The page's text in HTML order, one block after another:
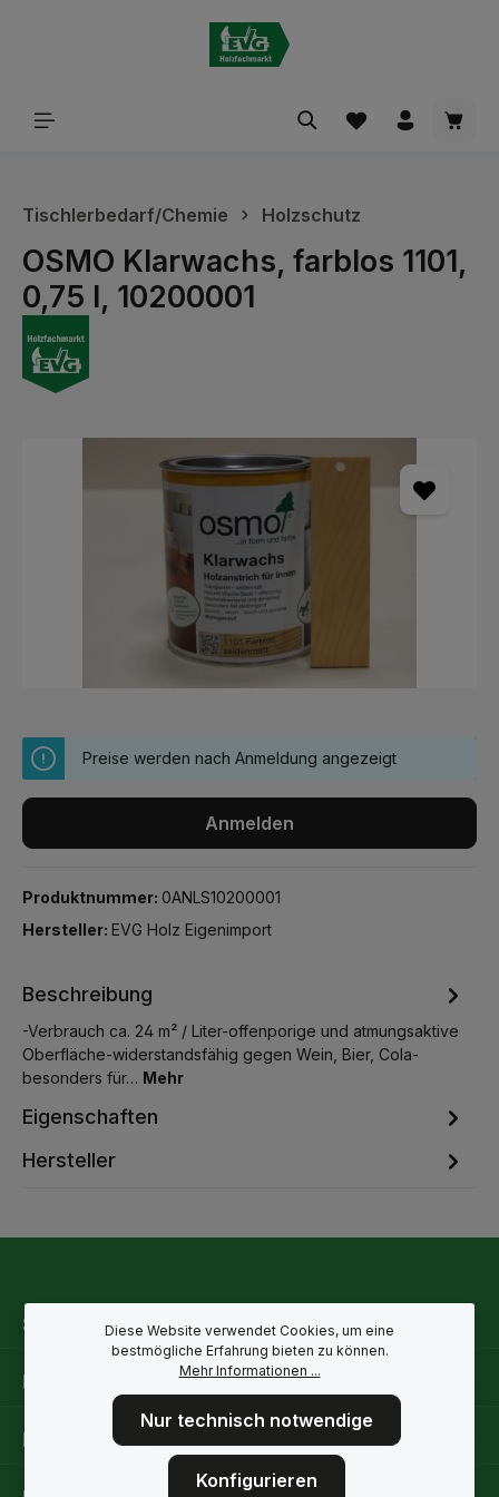
Tischlerbedarf/Chemie Holzschutz
OSMO Klarwachs, farblos 1101,
0,75 l, 10200001
Preise werden nach Anmeldung angezeigt
Anmelden
Produktnummer: 0ANLS10200001
Hersteller: EVG Holz Eigenimport
Beschreibung
-Verbrauch ca. 24 m² / Liter-offenporige und atmungsaktive
Oberfläche-widerstandsfähig gegen Wein, Bier, Cola-
besonders für… Mehr
Eigenschaften
Hersteller
Service-Hotline
Rechtliche Hinweise
Informationen
Diese Website verwendet Cookies, um eine
bestmögliche Erfahrung bieten zu können.
Mehr Informationen ...
Nur technisch notwendige
Konfigurieren